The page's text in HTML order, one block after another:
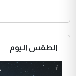
الطقس اليوم